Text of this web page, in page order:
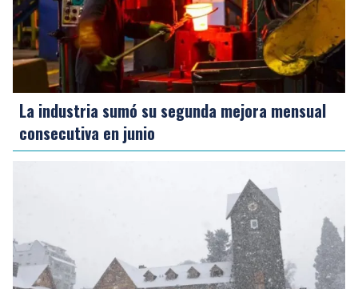
La industria sumó su segunda mejora mensual
consecutiva en junio